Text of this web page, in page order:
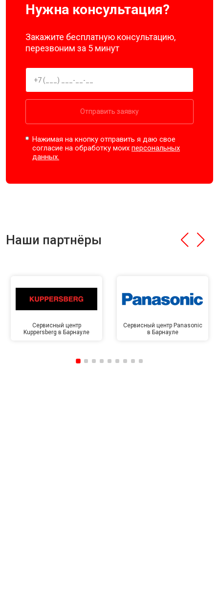
Нужна консультация?
Закажите бесплатную консультацию,
перезвоним за 5 минут
Отправить заявку
Нажимая на кнопку отправить я даю свое
согласие на обработку моихперсональных
данных.
Наши партнёры
Сервисный центр
Kuppersberg в Барнауле
Сервисный центр Panasonic
в Барнауле